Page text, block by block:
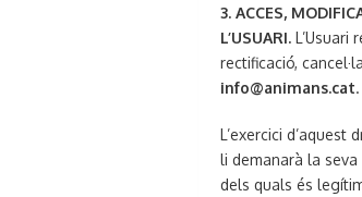
3. ACCES,
L’USUARI. L’Usuari
rectificació,
info@animans.cat.
L’exercici
li demanarà la
dels quals és